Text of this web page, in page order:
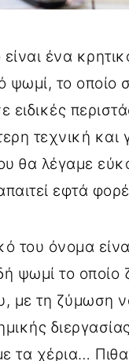
ένα
ψωμί, το οποίο
ειδικές
τεχνική
θα λέγαμε
εφτά
του όνομα
ψωμί το οποίο
με τη ζύμωση
τα χέρια…